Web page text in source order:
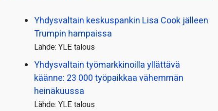
Yhdysvaltain keskuspankin Lisa Cook jälleen
Trumpin hampaissa
Lähde: YLE talous
Yhdysvaltain työmarkkinoilla yllättävä
käänne: 23 000 työpaikkaa vähemmän
heinäkuussa
Lähde: YLE talous